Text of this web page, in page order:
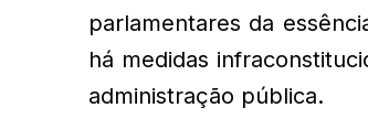
parlamentares da
há medidas
administração pública.